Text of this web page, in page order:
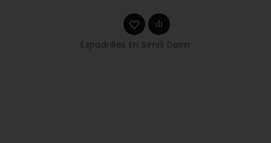
Espadrilles En Simili Daim